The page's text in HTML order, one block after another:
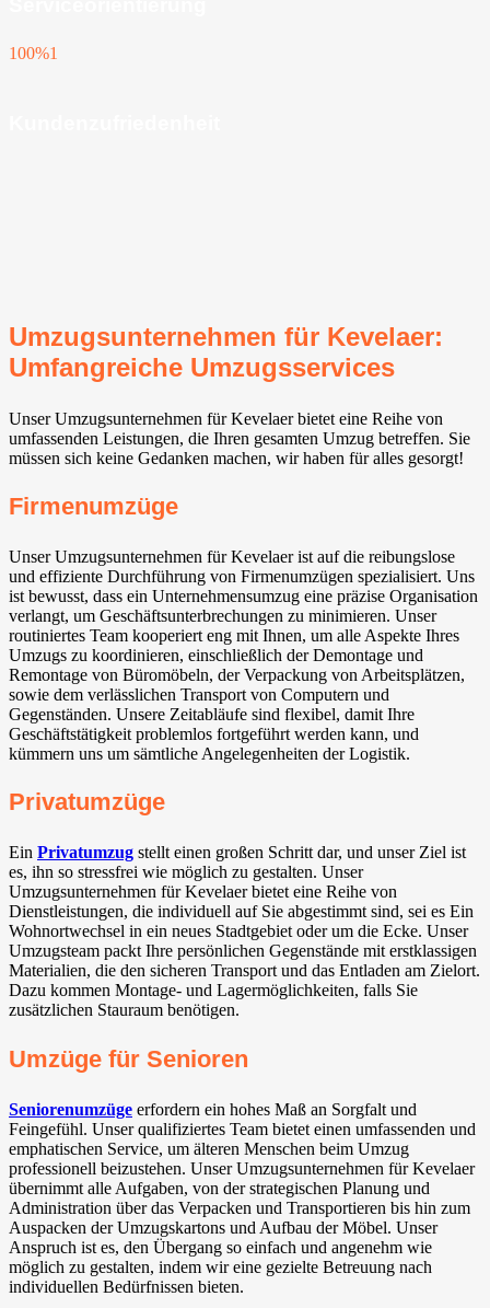
100%1
Umzugsunternehmen für Kevelaer:
Umfangreiche Umzugsservices
Unser Umzugsunternehmen für Kevelaer bietet eine Reihe von
umfassenden Leistungen, die Ihren gesamten Umzug betreffen. Sie
müssen sich keine Gedanken machen, wir haben für alles gesorgt!
Firmenumzüge
Unser Umzugsunternehmen für Kevelaer ist auf die reibungslose
und effiziente Durchführung von Firmenumzügen spezialisiert. Uns
ist bewusst, dass ein Unternehmensumzug eine präzise Organisation
verlangt, um Geschäftsunterbrechungen zu minimieren. Unser
routiniertes Team kooperiert eng mit Ihnen, um alle Aspekte Ihres
Umzugs zu koordinieren, einschließlich der Demontage und
Remontage von Büromöbeln, der Verpackung von Arbeitsplätzen,
sowie dem verlässlichen Transport von Computern und
Gegenständen. Unsere Zeitabläufe sind flexibel, damit Ihre
Geschäftstätigkeit problemlos fortgeführt werden kann, und
kümmern uns um sämtliche Angelegenheiten der Logistik.
Privatumzüge
Ein Privatumzug stellt einen großen Schritt dar, und unser Ziel ist
es, ihn so stressfrei wie möglich zu gestalten. Unser
Umzugsunternehmen für Kevelaer bietet eine Reihe von
Dienstleistungen, die individuell auf Sie abgestimmt sind, sei es Ein
Wohnortwechsel in ein neues Stadtgebiet oder um die Ecke. Unser
Umzugsteam packt Ihre persönlichen Gegenstände mit erstklassigen
Materialien, die den sicheren Transport und das Entladen am Zielort.
Dazu kommen Montage- und Lagermöglichkeiten, falls Sie
zusätzlichen Stauraum benötigen.
Umzüge für Senioren
Seniorenumzüge erfordern ein hohes Maß an Sorgfalt und
Feingefühl. Unser qualifiziertes Team bietet einen umfassenden und
emphatischen Service, um älteren Menschen beim Umzug
professionell beizustehen. Unser Umzugsunternehmen für Kevelaer
übernimmt alle Aufgaben, von der strategischen Planung und
Administration über das Verpacken und Transportieren bis hin zum
Auspacken der Umzugskartons und Aufbau der Möbel. Unser
Anspruch ist es, den Übergang so einfach und angenehm wie
möglich zu gestalten, indem wir eine gezielte Betreuung nach
individuellen Bedürfnissen bieten.